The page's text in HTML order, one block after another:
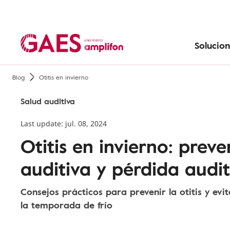
Blog Otitis en invierno
Salud auditiva
Last update: jul. 08, 2024
Otitis en invierno:
auditiva y pérdida
Consejos prácticos para prevenir la otitis y
la temporada de frío